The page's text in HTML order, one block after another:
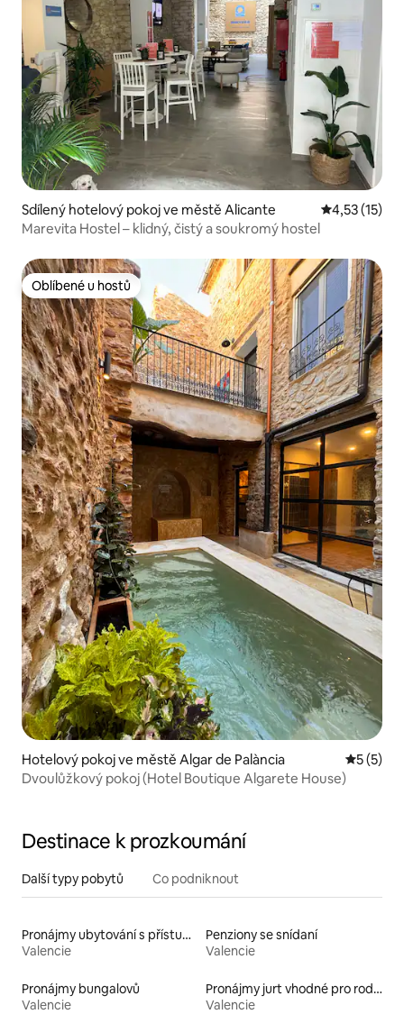
Sdílený hotelový pokoj ve městě Alicante Průměrné
4,53 (15)
Marevita Hostel – klidný, čistý a soukromý hostel
Oblíbené u hostů
Oblíbené u hostů
Hotelový pokoj ve městě Algar de Palància
5 (5)
Dvoulůžkový pokoj (Hotel Boutique Algarete House)
Destinace k prozkoumání
Další typy pobytů Co podniknout
Pronájmy ubytování s přístupem na pláž
Valencie
Penziony se snídaní
Valencie
Pronájmy bungalovů
Valencie
Pronájmy jurt vhodné pro rodiny s dětmi
Valencie